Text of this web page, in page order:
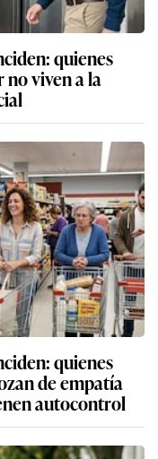
quienes
no viven a la
quienes
de empatía
autocontrol